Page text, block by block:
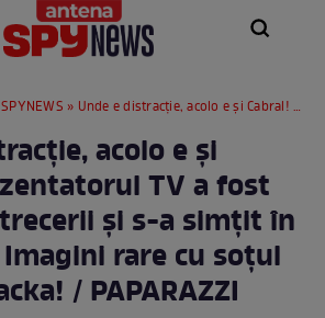
» Unde e distracție, acolo e și Cabral! Prezentatorul TV a fost sufletul petrecerii și s-a simțit în largul său! Imagini rare cu soțul Andreei Ibacka! / PAPARAZZI
acolo e și
TV a fost
și s-a simțit în
rare cu soțul
/ PAPARAZZI